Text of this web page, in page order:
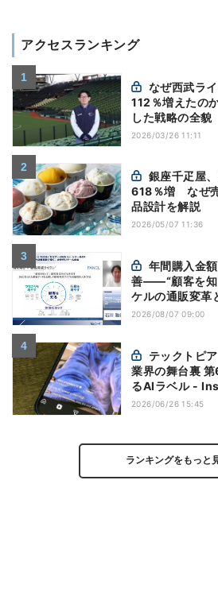
アクセスランキング
112％増えたの
した戦略の全貌
2026/03/26 11:11
618％増 なぜ
品設計を解説
2026/05/07 11:36
善——“顧客を知
ケルの通販変革
チャネル
2026/08/07 09:00
業界の舞台裏
るAIラベル -
逆効果になり得
2026/06/26 15:45
ランキングをもっと